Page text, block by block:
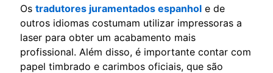
Os tradutores juramentados espanhol e de
outros idiomas costumam utilizar impressoras a
laser para obter um acabamento mais
profissional. Além disso, é importante contar com
papel timbrado e carimbos oficiais, que são